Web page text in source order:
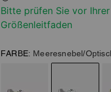
Bitte prüfen Sie vor
Größenleitfaden
FARBE: Meeresnebel/